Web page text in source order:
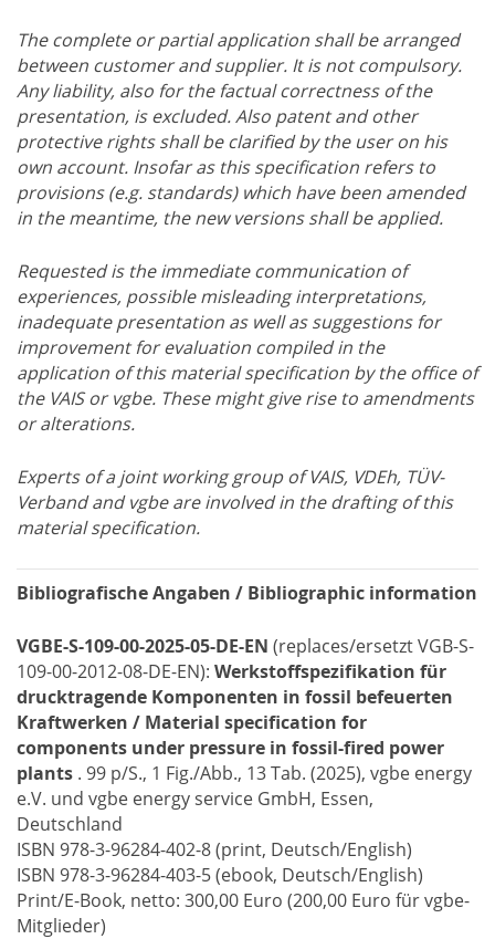
The complete or partial application shall be arranged
between customer and supplier. It is not compulsory.
Any liability, also for the factual correctness of the
presentation, is excluded. Also patent and other
protective rights shall be clarified by the user on his
own account. Insofar as this specification refers to
provisions (e.g. standards) which have been amended
in the meantime, the new versions shall be applied.
Requested is the immediate communication of
experiences, possible misleading interpretations,
inadequate presentation as well as suggestions for
improvement for evaluation compiled in the
application of this material specification by the office of
the VAIS or vgbe. These might give rise to amendments
or alterations.
Experts of a joint working group of VAIS, VDEh, TÜV-
Verband and vgbe are involved in the drafting of this
material specification.
Bibliografische Angaben / Bibliographic information
VGBE-S-109-00-2025-05-DE-EN (replaces/ersetzt VGB-S-
109-00-2012-08-DE-EN): Werkstoffspezifikation für
drucktragende Komponenten in fossil befeuerten
Kraftwerken / Material specification for
components under pressure in fossil-fired power
plants . 99 p/S., 1 Fig./Abb., 13 Tab. (2025), vgbe energy
e.V. und vgbe energy service GmbH, Essen,
Deutschland
ISBN 978-3-96284-402-8 (print, Deutsch/English)
ISBN 978-3-96284-403-5 (ebook, Deutsch/English)
Print/E-Book, netto: 300,00 Euro (200,00 Euro für vgbe-
Mitglieder)